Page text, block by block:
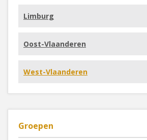
Limburg
Oost-Vlaanderen
West-Vlaanderen
Groepen